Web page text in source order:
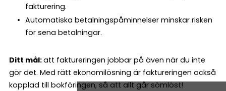
fakturering.
Automatiska betalningspåminnelser minskar risken
för sena betalningar.
Ditt mål:att faktureringen jobbar på även när du inte
gör det. Med rätt ekonomilösning är faktureringen också
kopplad till bokföringen, så att allt går sömlöst!